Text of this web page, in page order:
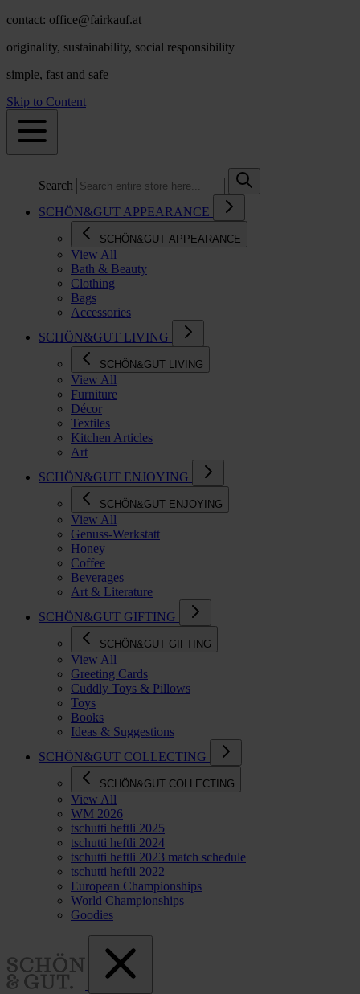
contact: office@fairkauf.at
originality, sustainability, social responsibility
simple, fast and safe
Skip to Content
Search
SCHÖN&GUT APPEARANCE
SCHÖN&GUT APPEARANCE
View All
Bath & Beauty
Clothing
Bags
Accessories
SCHÖN&GUT LIVING
SCHÖN&GUT LIVING
View All
Furniture
Décor
Textiles
Kitchen Articles
Art
SCHÖN&GUT ENJOYING
SCHÖN&GUT ENJOYING
View All
Genuss-Werkstatt
Honey
Coffee
Beverages
Art & Literature
SCHÖN&GUT GIFTING
SCHÖN&GUT GIFTING
View All
Greeting Cards
Cuddly Toys & Pillows
Toys
Books
Ideas & Suggestions
SCHÖN&GUT COLLECTING
SCHÖN&GUT COLLECTING
View All
WM 2026
tschutti heftli 2025
tschutti heftli 2024
tschutti heftli 2023 match schedule
tschutti heftli 2022
European Championships
World Championships
Goodies